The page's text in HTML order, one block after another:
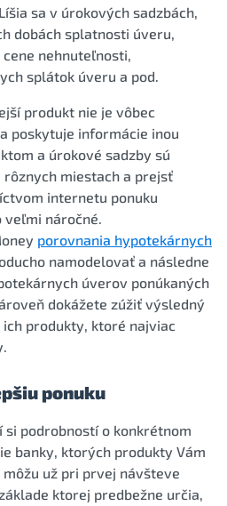
sa v úrokových sadzbách,
dobách splatnosti úveru,
nehnuteľnosti,
splátok úveru a pod.
produkt nie je vôbec
poskytuje informácie inou
a úrokové sadzby sú
rôznych miestach a prejsť
internetu ponuku
veľmi náročné.
porovnania hypotekárnych
namodelovať a následne
úverov ponúkaných
dokážete zúžiť výsledný
produkty, ktoré najviac
ponuku
si podrobností o konkrétnom
banky, ktorých produkty Vám
už pri prvej návšteve
ktorej predbežne určia,